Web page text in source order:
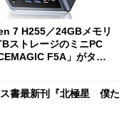
7 H255／24GBメモリ
ストレージのミニPC
F5A」がタイ
ス書最新刊『北極星 僕た